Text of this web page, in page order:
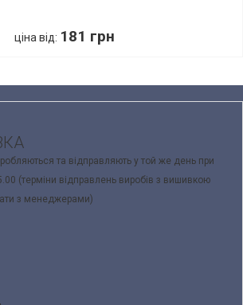
ціна від: 181 грн
та відправляють у той же день при
(терміни відправлень виробів з вишивкою
з менеджерами)